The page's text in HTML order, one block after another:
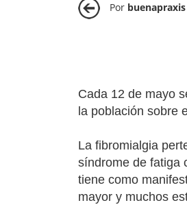
Por buenapraxis
Cada 12 de mayo
la población sobre
La fibromialgia
síndrome de fatiga
tiene como
mayor y muchos